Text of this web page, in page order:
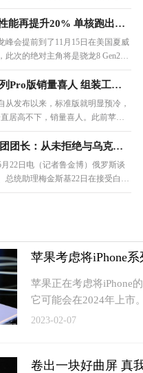
版本。不仅如此，Gala
骁龙8Gen2性能再提升20% 单核跑出了1524分
峰会提前到了11月15日在美国夏威
此次的绝对主角将是骁龙8 Gen2。
8 Gen2样机的爆料人Yogesh
iPhone14系列Pro版销量喜人 组装工厂目前产能大幅降低
从发布以来，标准版就明显预冷，
居高不下，销量喜人。此前苹果
财报还显示，iPhone销量明显
俄谈判代表团团长：从未拒绝与乌克兰谈判
22日电（记者鲁金博）俄罗斯谈
总统助理梅金斯基22日在接受白俄
访时
苹果考虑将iPhone
苹果正在考虑将iPhone
它可能会在2024年上市
2023-02-07
卷出一块好曲屏 真